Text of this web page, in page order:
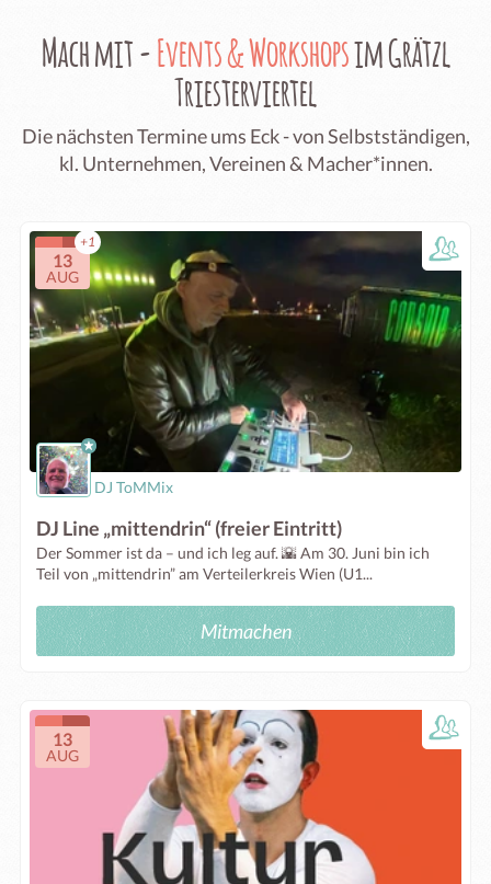
Mach mit -Events & Workshopsim Grätzl
Triesterviertel
Die nächsten Termine ums Eck - von Selbstständigen,
kl. Unternehmen, Vereinen & Macher*innen.
13
AUG
+1
DJ ToMMix
DJ Line „mittendrin“ (freier Eintritt)
Der Sommer ist da – und ich leg auf. 🌇 Am 30. Juni bin ich
Teil von „mittendrin” am Verteilerkreis Wien (U1...
Mitmachen
13
AUG